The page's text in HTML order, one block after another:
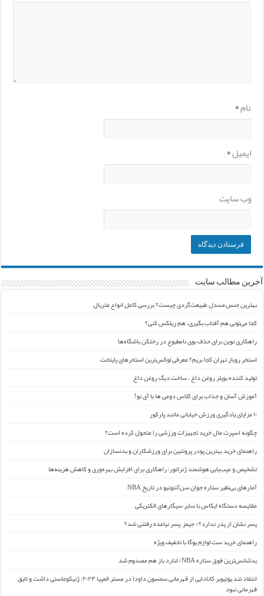
نام*
ایمیل*
وب‌ سایت
آخرین مطالب سایت
بهترین جنس صندل طبیعت‌گردی چیست؟ بررسی کامل انواع متریال
کجا می‌تونی هم آفتاب بگیری، هم ریلکس کنی؟
راهکاری نوین برای حذف بوی نامطبوع در رختکن باشگاه‌ها
استخر روباز تهران کجا بریم؟ معرفی لوکس‌ترین استخرهای پایتخت
تولید کننده بویلر روغن داغ ، ساخت دیگ روغن داغ
آموزش آسان و جذاب برای کلاس دومی ها با آی نو!
۱۰ مزایای یادگیری ورزش خیابانی مانند پارکور
چگونه اسپرت مال خرید تجهیزات ورزشی را متحول کرده است؟
راهنمای خرید بهترین پودر پروتئین برای ورزشکاران و بدنسازان
تشخیص و عیب‌یابی هوشمند ژنراتور: راهکاری برای افزایش بهره‌وری و کاهش هزینه‌ها
آمارهای بی‌نظیر ستاره جوان سن‌آنتونیو در تاریخ NBA
مقایسه دستگاه ایکاس با سایر سیگارهای الکتریکی
پسر نشان از پدر ندارد؟/ جیمز ِ پسر نیامده رفتنی شد؟
راهنمای خرید ست لوازم یوگا با تخفیف ویژه
بدشانس‌ترین فوق ستاره NBA/ لنارد باز هم مصدوم شد
انتقاد تند یوتیوبر کانادایی از قهرمانی سمسون داودا در مستر المپیا ۲۰۲۴: ژنیکوماستی داشت و لایق
قهرمانی نبود